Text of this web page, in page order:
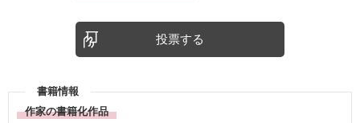
投票する
書籍情報
作家の書籍化作品